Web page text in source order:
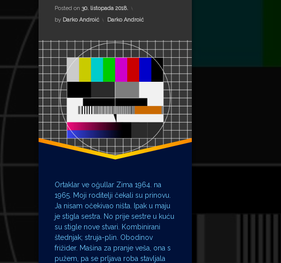
Posted on 30. listopada 2018.
by Darko Androić Kategorije:
Darko Androić
Ortaklar ve oğullar Zima 1964. na
1965. Moji roditelji čekali su prinovu.
Ja nisam očekivao ništa. Ipak u maju
je stigla sestra. No prije sestre u kuću
su stigle nove stvari. Kombinirani
štednjak; struja-plin. Obodinov
frižider. Mašina za pranje veša, ona s
pužem, pa se prljava roba stavljala
crni biser
dalmatinsko zagorje
kompanjoni
Milka Babović
ortaci
partneri
PCL84
pentoda
prosjaci i sinovi
turske serije